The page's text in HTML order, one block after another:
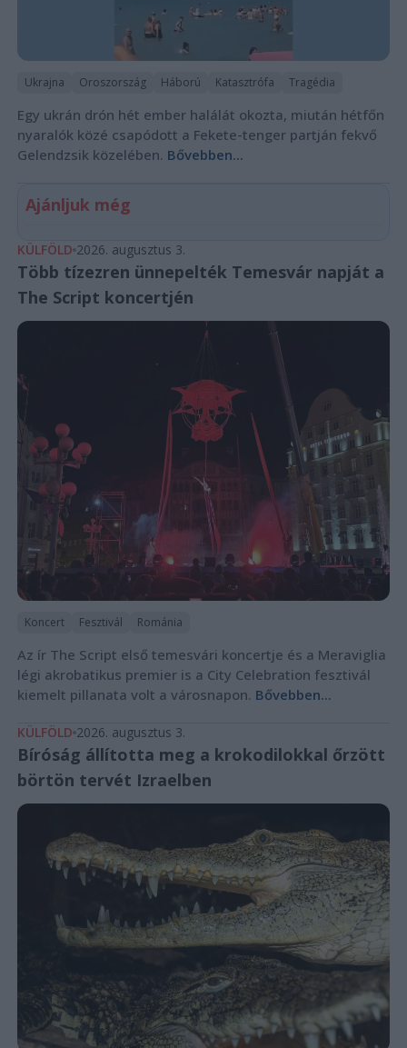
Ukrajna Oroszország Háború Katasztrófa Tragédia
Egy ukrán drón hét ember halálát okozta, miután hétfőn
nyaralók közé csapódott a Fekete-tenger partján fekvő
Gelendzsik közelében. Bővebben...
Ajánljuk még
KÜLFÖLD 2026. augusztus 3.
Több tízezren ünnepelték Temesvár napját a
The Script koncertjén
Koncert Fesztivál Románia
Az ír The Script első temesvári koncertje és a Meraviglia
légi akrobatikus premier is a City Celebration fesztivál
kiemelt pillanata volt a városnapon. Bővebben...
KÜLFÖLD 2026. augusztus 3.
Bíróság állította meg a krokodilokkal őrzött
börtön tervét Izraelben